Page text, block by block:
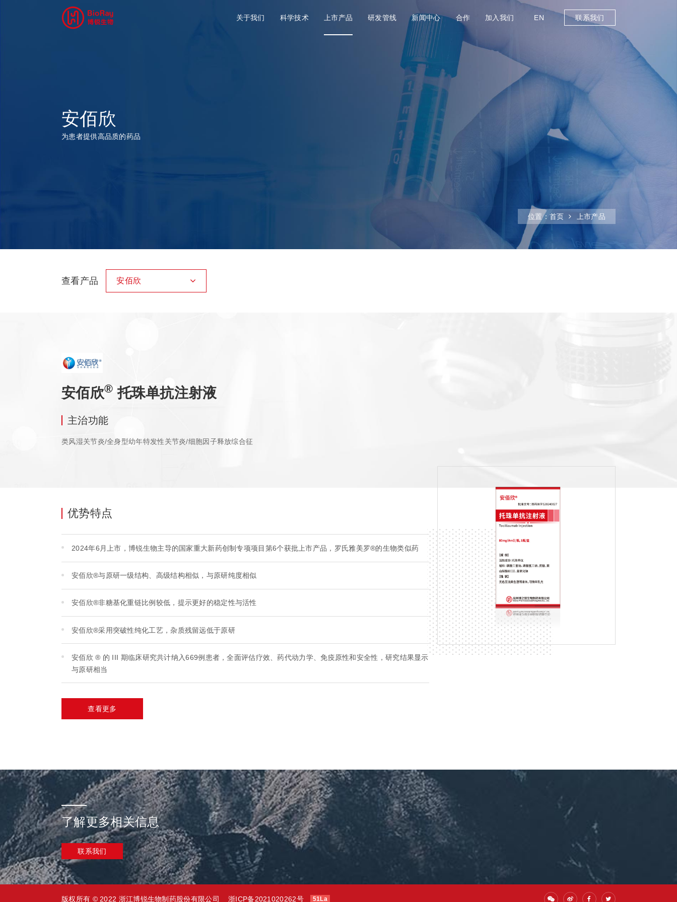
关于我们 科学技术 上市产品 研发管线 新闻中心 合作 加入我们 EN 联系我们
安佰欣
为患者提供高品质的药品
位置： 首页 上市产品
查看产品 安佰欣
安佰欣® 托珠单抗注射液
主治功能
类风湿关节炎/全身型幼年特发性关节炎/细胞因子释放综合征
优势特点
2024年6月上市，博锐生物主导的国家重大新药创制专项项目第6个获批上市产品，罗氏雅美罗®的生物类似药
安佰欣®与原研一级结构、高级结构相似，与原研纯度相似
安佰欣®非糖基化重链比例较低，提示更好的稳定性与活性
安佰欣®采用突破性纯化工艺，杂质残留远低于原研
安佰欣 ® 的 III 期临床研究共计纳入669例患者，全面评估疗效、药代动力学、免疫原性和安全性，研究结果显示
与原研相当
查看更多
了解更多相关信息
联系我们
版权所有 © 2022 浙江博锐生物制药股份有限公司 浙ICP备2021020262号 51La